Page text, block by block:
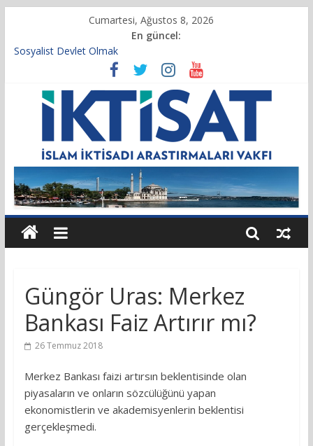
Cumartesi, Ağustos 8, 2026
En güncel:
Sosyalist Devlet Olmak
Vakıf Başkanımız Prof. Dr. Servet BAYINDIR, 10.04.2025 tarihli
Cumhurbaşkanlığı Kararnamesi’nin 21’inci maddesi gereğince
yeniden atandı.
Kur’an’da İktisadi Hayat
Finansı Yönetmek…
Tulumbanın Suyu
Güngör Uras: Merkez
Bankası Faiz Artırır mı?
26 Temmuz 2018
Merkez Bankası faizi artırsın beklentisinde olan
piyasaların ve onların sözcülüğünü yapan
ekonomistlerin ve akademisyenlerin beklentisi
gerçekleşmedi.